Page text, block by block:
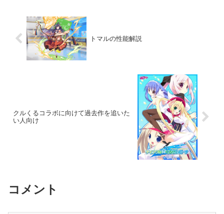
トマルの性能解説
クルくるコラボに向けて過去作を追いた
い人向け
コメント